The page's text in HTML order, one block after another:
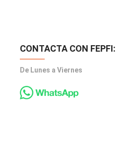
CONTACTA CON FEPFI:
De Lunes a Viernes